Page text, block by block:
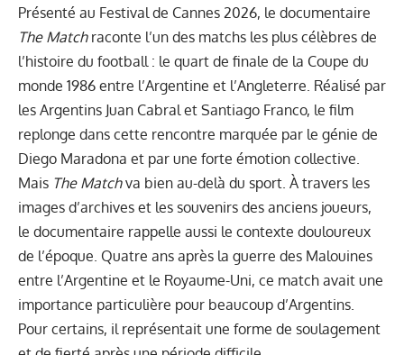
Présenté au Festival de Cannes 2026, le documentaire
The Matchraconte l’un des matchs les plus célèbres de
l’histoire du football : le quart de finale de la Coupe du
monde 1986 entre l’Argentine et l’Angleterre. Réalisé par
les Argentins Juan Cabral et Santiago Franco, le film
replonge dans cette rencontre marquée par le génie de
Diego Maradona et par une forte émotion collective.
Mais The Matchva bien au-delà du sport. À travers les
images d’archives et les souvenirs des anciens joueurs,
le documentaire rappelle aussi le contexte douloureux
de l’époque. Quatre ans après la guerre des Malouines
entre l’Argentine et le Royaume-Uni, ce match avait une
importance particulière pour beaucoup d’Argentins.
Pour certains, il représentait une forme de soulagement